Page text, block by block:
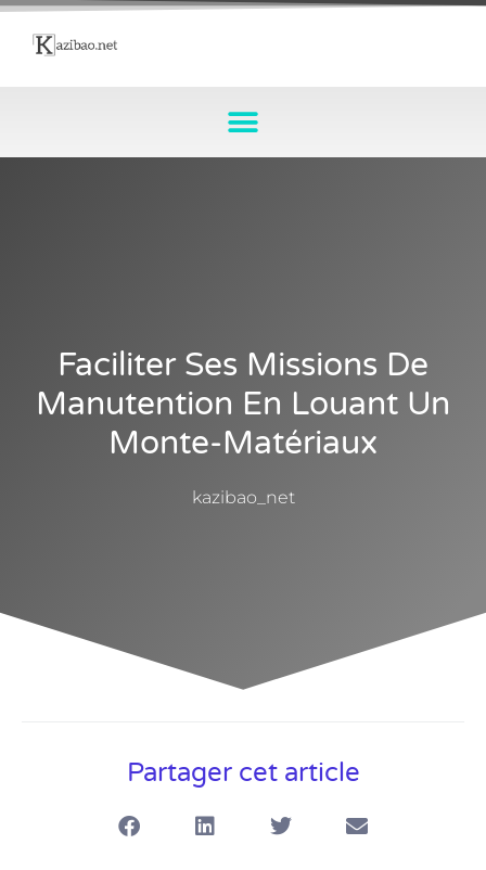
Faciliter Ses Missions De
Manutention En Louant Un
Monte-Matériaux
kazibao_net
Partager cet article